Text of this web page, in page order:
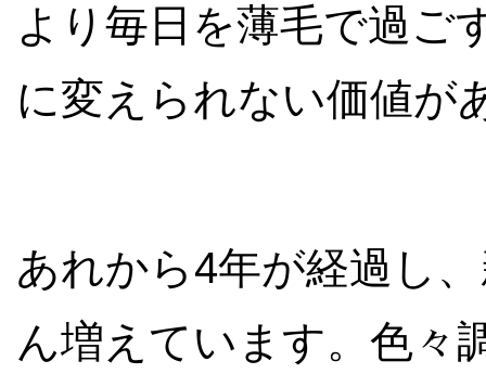
より毎日を薄毛で過ご
に変えられない価値が
あれから4年が経過し
ん増えています。色々